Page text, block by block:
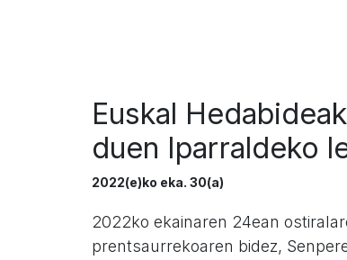
Euskal
duen Iparraldeko
2022(e)ko eka. 30(a)
2022ko ekainaren 24ean
prentsaurrekoaren bidez,